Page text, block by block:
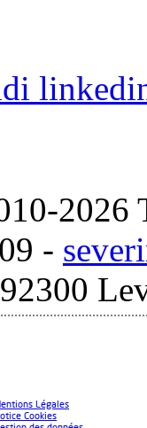
2026
-
Légales
Cookies